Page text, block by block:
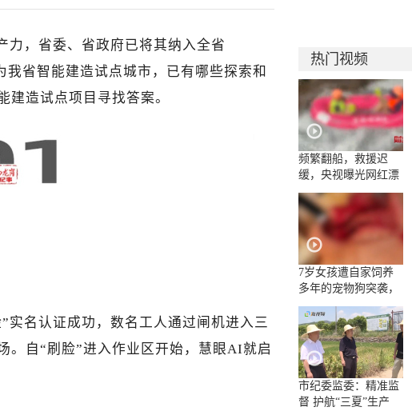
力，省委、省政府已将其纳入全省
省智能建造试点城市，已有哪些探索和
建造试点项目寻找答案。
名认证成功，数名工人通过闸机进入三
。自“刷脸”进入作业区开始，慧眼AI就启
热门视频
频繁翻船，救援迟
缓，央视曝光网红漂
流乱象
7岁女孩遭自家饲养
多年的宠物狗突袭，
面部被咬伤10多处，
嘴唇被撕裂
市纪委监委：精准监
督 护航“三夏”生产